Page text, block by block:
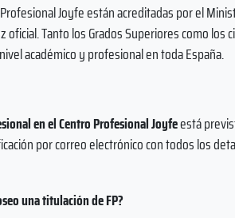
Joyfe están acreditadas por el
Tanto los Grados Superiores como los
académico y profesional en toda España.
en el Centro Profesional Joyfeestá
por correo electrónico con todos los
una titulación de FP?